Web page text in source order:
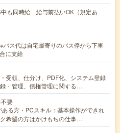
も同時給 給与前払いOK（規定あ
ス代は自宅最寄りのバス停から下車
に支給
受領、仕分け、PDF化、システム登録
・管理、債権管理に関する…
要
ある方・PCスキル：基本操作ができれ
希望の方はかけもちの仕事…